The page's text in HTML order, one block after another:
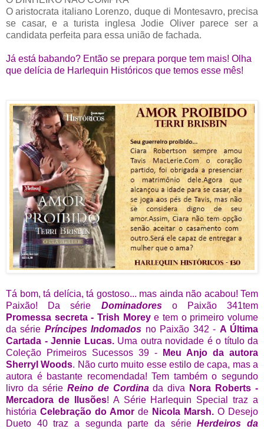
O aristocrata italiano Lorenzo, duque di Montesavro, precisa
se casar, e a turista inglesa Jodie Oliver parece ser a
candidata perfeita para essa união de fachada.
Já está babando? Então se prepara porque tem mais! Olha
que delícia de Harlequin Históricos que temos esse mês!
Tá bom, tá delícia, tá gostoso... mas ainda não acabou! Tem
Paixão! Da série Dominadoreso Paixão 341tem
Promessa secreta - Trish Moreye tem o primeiro volume
da série Príncipes Indomados no Paixão 342 - A Última
Cartada - Jennie Lucas. Uma outra novidade é o título da
Coleção Primeiros Sucessos 39 -
Meu Anjo da autora
Sherryl Woods. Não curto muito esse estilo de capa, mas a
autora é bastante recomendada! Tem também o segundo
livro da série Reino de Cordinada diva
Nora Roberts -
Mercadora de Ilusões! A Série Harlequin Special traz a
história Celebração do Amor de Nicola Marsh. O Desejo
Dueto 40 traz a segunda parte da sérieHerdeiros da